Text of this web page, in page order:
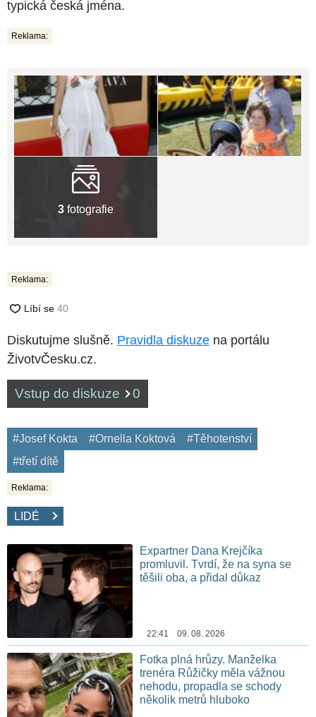
typická česká jména.
Reklama:
3 fotografie
Reklama:
Diskutujme slušně. Pravidla diskuze na portálu
ŽivotvČesku.cz.
Vstup do diskuze 0
#Josef Kokta #Ornella Koktová
#Těhotenství
#třetí dítě
Reklama:
LIDÉ
Expartner Dana Krejčíka
promluvil. Tvrdí, že na syna se
těšili oba, a přidal důkaz
22:41 09. 08. 2026
Fotka plná hrůzy. Manželka
trenéra Růžičky měla vážnou
nehodu, propadla se schody
několik metrů hluboko